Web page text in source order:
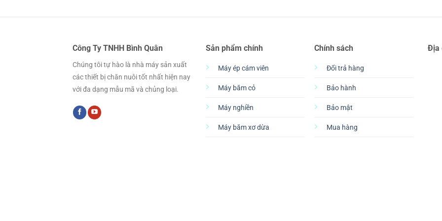
Công Ty TNHH Bình Quân
Chúng tôi tự hào là nhà máy sản xuất
các thiết bị chăn nuôi tốt nhất hiện nay
với đa dạng mẫu mã và chủng loại.
Sản phẩm chính
Máy ép cám viên
Máy băm cỏ
Máy nghiền
Máy băm xơ dừa
Chính sách
Đổi trả hàng
Bảo hành
Bảo mật
Mua hàng
Địa